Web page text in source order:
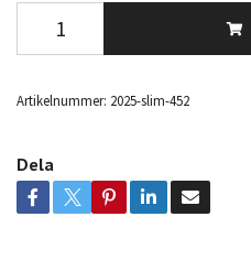
Artikelnummer: 2025-slim-452
Dela